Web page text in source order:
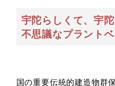
宇陀らしくて、宇陀
不思議なプラント
国の重要伝統的建造物群